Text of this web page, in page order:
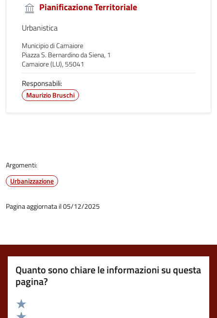
Pianificazione Territoriale
Urbanistica
Municipio di Camaiore
Piazza S. Bernardino da Siena, 1
Camaiore (LU), 55041
Responsabili:
Maurizio Bruschi
Argomenti:
Urbanizzazione
Pagina aggiornata il 05/12/2025
Quanto sono chiare le informazioni su questa
pagina?
Valuta 5 stelle su 5